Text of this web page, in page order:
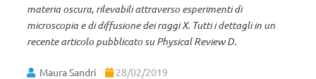
materia oscura, rilevabili attraverso esperimenti di
microscopia e di diffusione dei raggi X. Tutti i dettagli in un
recente articolo pubblicato su Physical Review D.
Maura Sandri 28/02/2019